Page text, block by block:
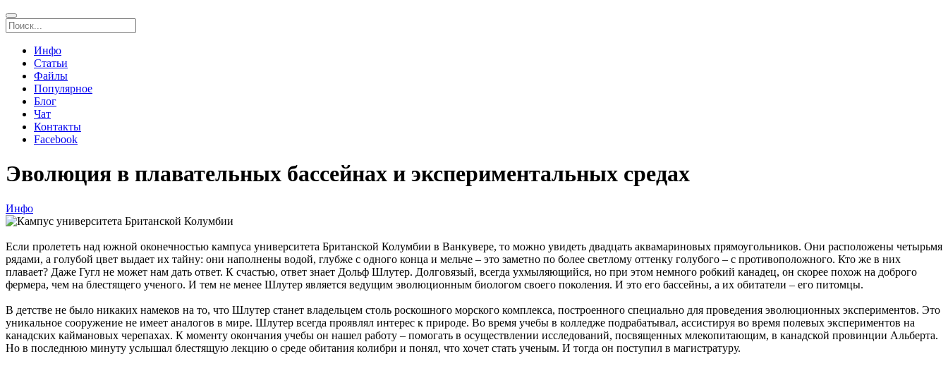
Инфо
Статьи
Файлы
Популярное
Блог
Чат
Контакты
Facebook
Эволюция в плавательных бассейнах и экспериментальных средах
Инфо
Если пролететь над южной оконечностью кампуса университета Британской Колумбии в Ванкувере, то можно увидеть двадцать аквамариновых прямоугольников. Они расположены четырьмя
рядами, а голубой цвет выдает их тайну: они наполнены водой, глубже с одного конца и мельче – это заметно по более светлому оттенку голубого – с противоположного. Кто же в них
плавает? Даже Гугл не может нам дать ответ. К счастью, ответ знает Дольф Шлутер. Долговязый, всегда ухмыляющийся, но при этом немного робкий канадец, он скорее похож на доброго
фермера, чем на блестящего ученого. И тем не менее Шлутер является ведущим эволюционным биологом своего поколения. И это его бассейны, а их обитатели – его питомцы.
В детстве не было никаких намеков на то, что Шлутер станет владельцем столь роскошного морского комплекса, построенного специально для проведения эволюционных экспериментов. Это
уникальное сооружение не имеет аналогов в мире. Шлутер всегда проявлял интерес к природе. Во время учебы в колледже подрабатывал, ассистируя во время полевых экспериментов на
канадских каймановых черепахах. К моменту окончания учебы он нашел работу – помогать в осуществлении исследований, посвященных млекопитающим, в канадской провинции Альберта.
Но в последнюю минуту услышал блестящую лекцию о среде обитания колибри и понял, что хочет стать ученым. И тогда он поступил в магистратуру.